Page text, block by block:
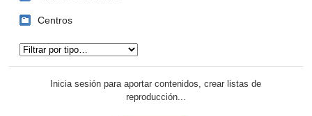
Centros
Inicia sesión para aportar contenidos, crear listas de
reproducción...